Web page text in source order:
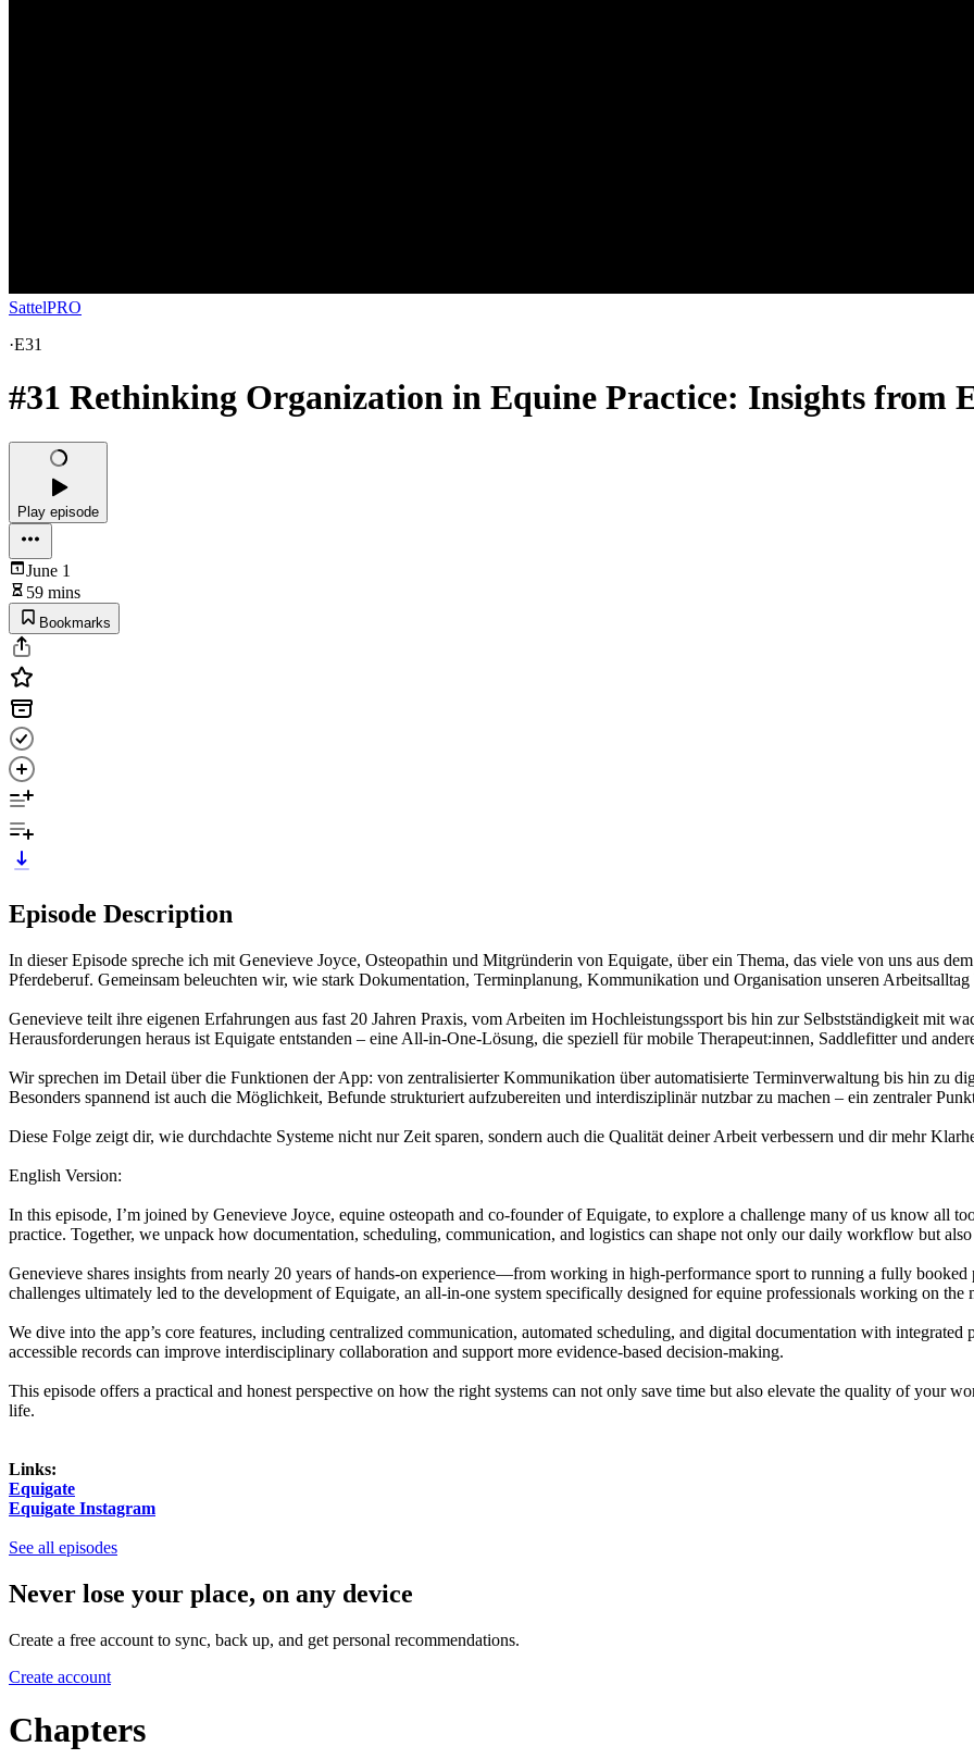
SattelPRO
·E31
#31 Rethinking Organization in Equine Practice: Insights from
Play episode
June 1
59 mins
Bookmarks
Episode Description
In dieser Episode spreche ich mit Genevieve Joyce, Osteopathin und Mitgründerin von Equigate, über ein Thema, das viele von uns aus
Pferdeberuf. Gemeinsam beleuchten wir, wie stark Dokumentation, Terminplanung, Kommunikation und Organisation unseren
Genevieve teilt ihre eigenen Erfahrungen aus fast 20 Jahren Praxis, vom Arbeiten im Hochleistungssport bis hin zur Selbstständigkeit mit
Herausforderungen heraus ist Equigate entstanden – eine All-in-One-Lösung, die speziell für mobile Therapeut:innen, Saddlefitter und
Wir sprechen im Detail über die Funktionen der App: von zentralisierter Kommunikation über automatisierte Terminverwaltung bis hin zu
Besonders spannend ist auch die Möglichkeit, Befunde strukturiert aufzubereiten und interdisziplinär nutzbar zu machen – ein zentraler
Diese Folge zeigt dir, wie durchdachte Systeme nicht nur Zeit sparen, sondern auch die Qualität deiner Arbeit verbessern und dir mehr
English Version:
In this episode, I’m joined by Genevieve Joyce, equine osteopath and co-founder of Equigate, to explore a challenge many of us know all
practice. Together, we unpack how documentation, scheduling, communication, and logistics can shape not only our daily workflow but
Genevieve shares insights from nearly 20 years of hands-on experience—from working in high-performance sport to running a fully
challenges ultimately led to the development of Equigate, an all-in-one system specifically designed for equine professionals working on the
We dive into the app’s core features, including centralized communication, automated scheduling, and digital documentation with
accessible records can improve interdisciplinary collaboration and support more evidence-based decision-making.
This episode offers a practical and honest perspective on how the right systems can not only save time but also elevate the quality of your
life.
Links:
Equigate
Equigate Instagram
See all episodes
Never lose your place, on any device
Create a free account to sync, back up, and get personal recommendations.
Create account
Chapters